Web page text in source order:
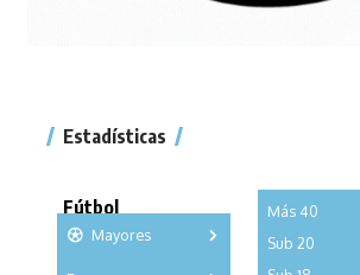
Estadísticas
Fútbol
Mayores
Más 40
Sub 20